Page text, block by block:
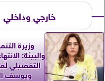
خارجي وداخلي
وزيرة
والبيئة:
التفصيلي
ويوسف